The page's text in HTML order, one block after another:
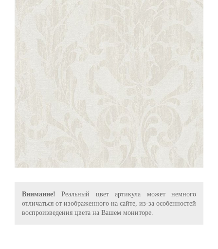
Внимание! Реальный цвет артикула может немного
отличаться от изображенного на сайте, из-за особенностей
воспроизведения цвета на Вашем мониторе.